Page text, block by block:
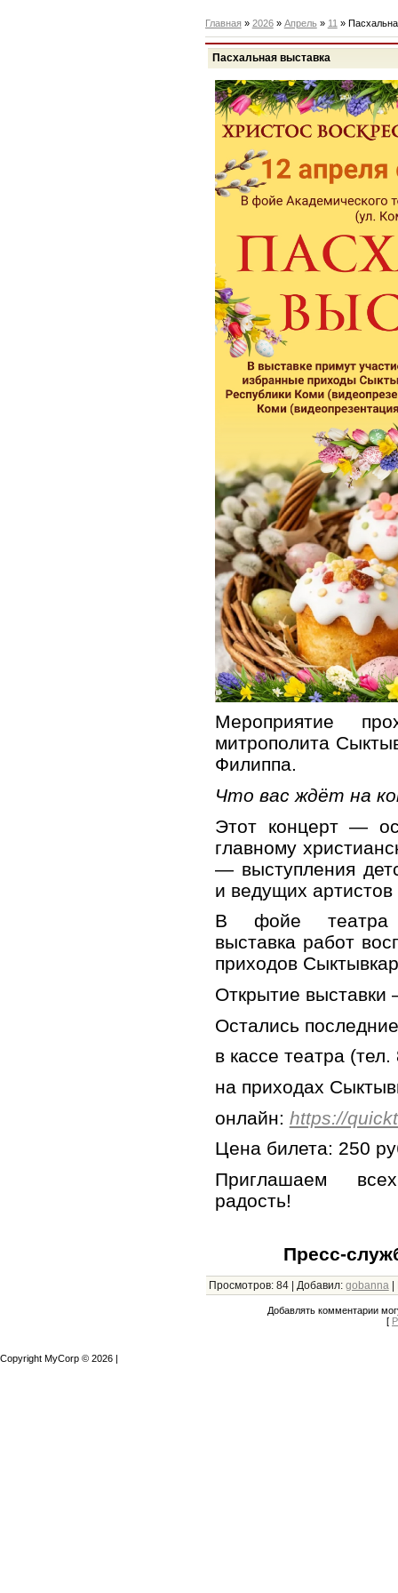
Главная » 2026 » Апрель » 11 »
Пасхальная выставка
Мероприятие
митрополита
Филиппа.
Что вас ждёт на
Этот концерт —
главному
— выступления
и ведущих
В фойе театра
выставка работ
приходов
Открытие выставки
Остались
в кассе театра
на приходах
онлайн: https://
Цена билета: 250
Приглашаем
радость!
Пресс-
Просмотров: 84| Добавил: gobanna |
Добавлять комментарии
[
Copyright MyCorp © 2026 |